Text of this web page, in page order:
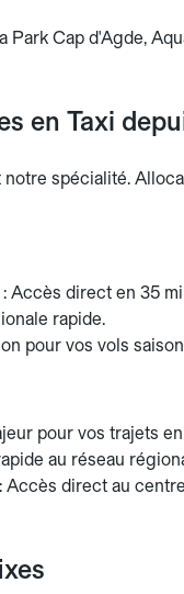
Cap d'Agde,
en Taxi
spécialité.
Accès direct en 35
rapide.
pour vos vols
pour vos trajets en
au réseau
direct au